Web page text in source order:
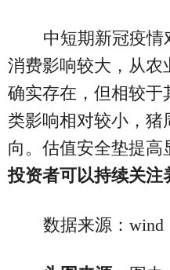
中短期新冠疫情
消费影响较大，从农
确实存在，但相较于
类影响相对较小，
向。估值安全垫提高
投资者可以持续关注
数据来源：wind